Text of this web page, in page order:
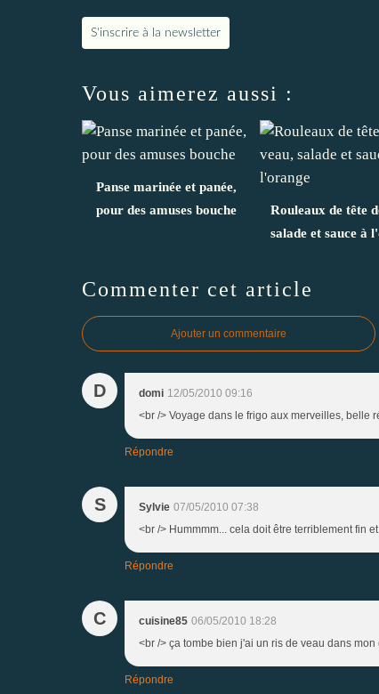
S'inscrire à la newsletter
Vous aimerez aussi :
Panse marinée et panée,
pour des amuses bouche
Rouleaux de tête
salade et sauce à
Commenter cet article
Ajouter un commentaire
D domi 12/05/2010 09:16
<br /> Voyage dans le frigo aux merveilles, belle
Répondre
S Sylvie 07/05/2010 07:38
<br /> Hummmm... cela doit être terriblement fin
Répondre
C cuisine85 06/05/2010 18:28
<br /> ça tombe bien j'ai un ris de veau dans
Répondre